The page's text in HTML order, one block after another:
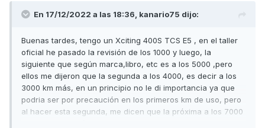
En 17/12/2022 a las 18:36, kanario75 dijo:
Buenas tardes, tengo un Xciting 400S TCS E5 , en el taller
oficial he pasado la revisión de los 1000 y luego, la
siguiente que según marca,libro, etc es a los 5000 ,pero
ellos me dijeron que la segunda a los 4000, es decir a los
3000 km más, en un principio no le di importancia ya que
podria ser por precaución en los primeros km de uso, pero
al hacer esta segunda, me dicen que la próxima a los 7000